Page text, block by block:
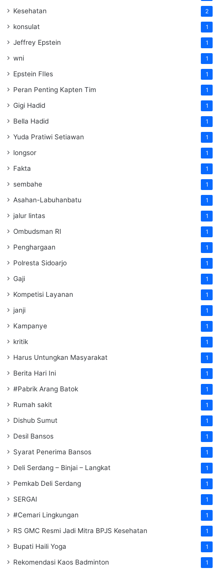
Kesehatan 2
konsulat 1
Jeffrey Epstein 1
wni 1
Epstein FIles 1
Peran Penting Kapten Tim 1
Gigi Hadid 1
Bella Hadid 1
Yuda Pratiwi Setiawan 1
longsor 1
Fakta 1
sembahe 1
Asahan-Labuhanbatu 1
jalur lintas 1
Ombudsman RI 1
Penghargaan 1
Polresta Sidoarjo 1
Gaji 1
Kompetisi Layanan 1
janji 1
Kampanye 1
kritik 1
Harus Untungkan Masyarakat 1
Berita Hari Ini 1
#Pabrik Arang Batok 1
Rumah sakit 1
Dishub Sumut 1
Desil Bansos 1
Syarat Penerima Bansos 1
Deli Serdang – Binjai – Langkat 1
Pemkab Deli Serdang 1
SERGAI 1
#Cemari Lingkungan 1
RS GMC Resmi Jadi Mitra BPJS Kesehatan 1
Bupati Haili Yoga 1
Rekomendasi Kaos Badminton 1